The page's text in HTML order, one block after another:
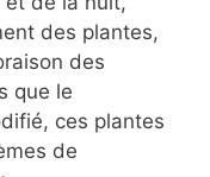
des plantes,
des
que le
ces plantes
de